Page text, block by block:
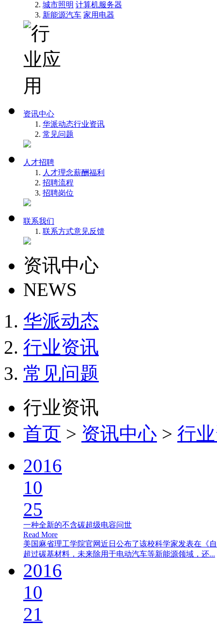
城市照明 计算机服务器
新能源汽车 家用电器
资讯中心
华派动态行业资讯
常见问题
人才招聘
人才理念薪酬福利
招聘流程
招聘岗位
联系我们
联系方式意见反馈
资讯中心
NEWS
华派动态
行业资讯
常见问题
行业资讯
首页 > 资讯中心 > 行
2016
10
25
一种全新的不含碳超级电容问世
Read More
美国麻省理工学院官网近日公布了该校科学家发表在《
超过碳基材料，未来除用于电动汽车等新能源领域，还...
2016
10
21